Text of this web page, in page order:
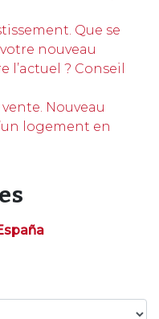
Que se
nouveau
l’actuel ? Conseil
Nouveau
logement en